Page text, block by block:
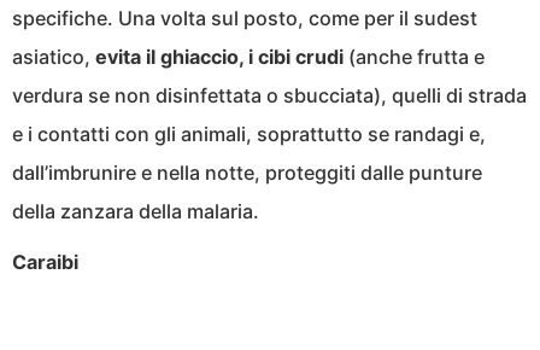
specifiche. Una volta sul posto, come per il sudest
asiatico, evita il ghiaccio, i cibi crudi (anche frutta e
verdura se non disinfettata o sbucciata), quelli di strada
e i contatti con gli animali, soprattutto se randagi e,
dall’imbrunire e nella notte, proteggiti dalle punture
della zanzara della malaria.
Caraibi